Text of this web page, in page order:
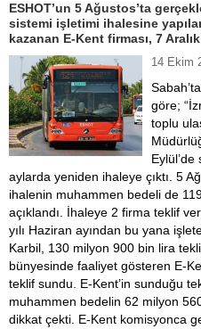
ESHOT’un 5 Ağustos’ta
sistemi işletimi ihalesine
kazanan E-Kent firması, 7
14 Ekim
göre;
toplu
aylarda yeniden ihaleye çıktı. 5
ihalenin muhammen bedeli de
açıklandı. İhaleye 2 firma teklif
yılı Haziran ayından bu yana
Karbil, 130 milyon 900 bin lira
bünyesinde faaliyet gösteren E-
teklif sundu. E-Kent’in sunduğu
muhammen bedelin 62 milyon
dikkat çekti. E-Kent komisyonca